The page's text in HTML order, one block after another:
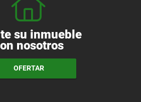
su inmueble
nosotros
OFERTAR